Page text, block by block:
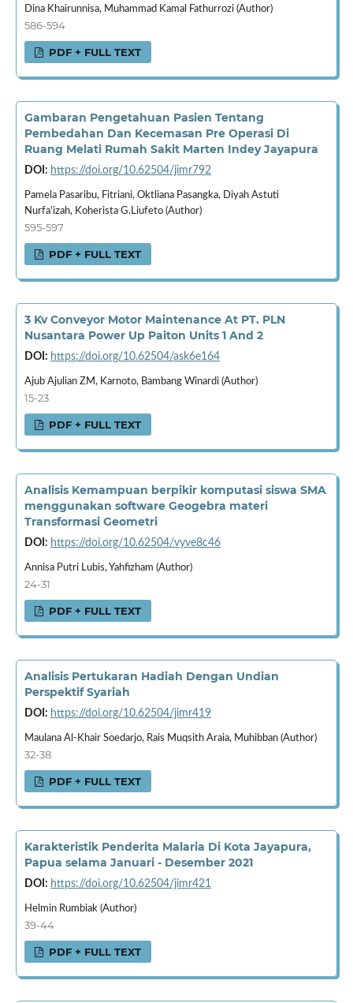
Dina Khairunnisa, Muhammad Kamal Fathurrozi (Author)
586-594
PDF + FULL TEXT
Gambaran Pengetahuan Pasien Tentang
Pembedahan Dan Kecemasan Pre Operasi Di
Ruang Melati Rumah Sakit Marten Indey Jayapura
DOI: https://doi.org/10.62504/jimr792
Pamela Pasaribu, Fitriani, Oktliana Pasangka, Diyah Astuti
Nurfa'izah, Koherista G.Liufeto (Author)
595-597
PDF + FULL TEXT
3 Kv Conveyor Motor Maintenance At PT. PLN
Nusantara Power Up Paiton Units 1 And 2
DOI: https://doi.org/10.62504/ask6e164
Ajub Ajulian ZM, Karnoto, Bambang Winardi (Author)
15-23
PDF + FULL TEXT
Analisis Kemampuan berpikir komputasi siswa SMA
menggunakan software Geogebra materi
Transformasi Geometri
DOI: https://doi.org/10.62504/vyve8c46
Annisa Putri Lubis, Yahfizham (Author)
24-31
PDF + FULL TEXT
Analisis Pertukaran Hadiah Dengan Undian
Perspektif Syariah
DOI: https://doi.org/10.62504/jimr419
Maulana Al-Khair Soedarjo, Rais Muqsith Araia, Muhibban (Author)
32-38
PDF + FULL TEXT
Karakteristik Penderita Malaria Di Kota Jayapura,
Papua selama Januari - Desember 2021
DOI: https://doi.org/10.62504/jimr421
Helmin Rumbiak (Author)
39-44
PDF + FULL TEXT